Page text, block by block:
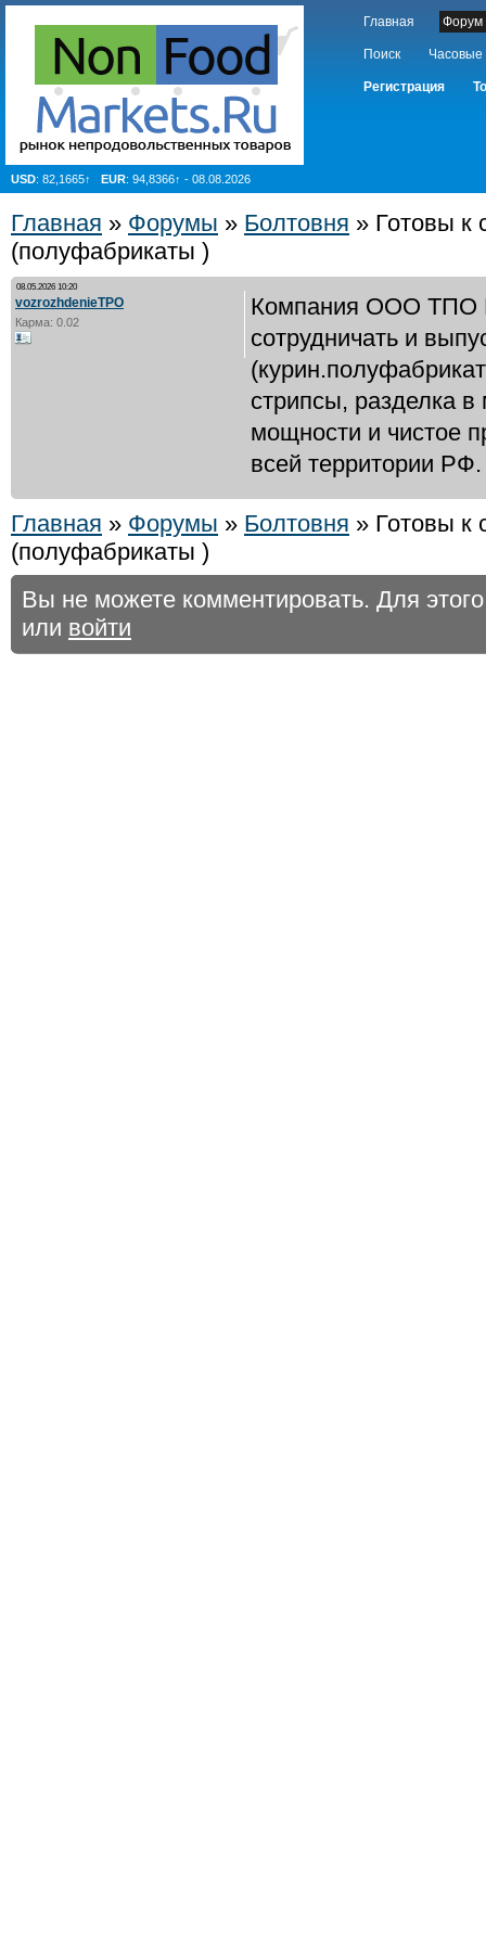
Главная Форум
Поиск Часовые
Регистрация
USD: 82,1665↑ EUR: 94,8366↑ - 08.08.2026
Главная » Форумы » Болтовня » Готовы к
(полуфабрикаты )
08.05.2026 10:20
vozrozhdenieTPO
Карма: 0.02
Компания ООО ТПО
сотрудничать и
стрипсы, разделка
мощности и чистое
всей территории РФ.
Главная » Форумы » Болтовня » Готовы к
(полуфабрикаты )
Вы не можете комментировать. Для
или войти